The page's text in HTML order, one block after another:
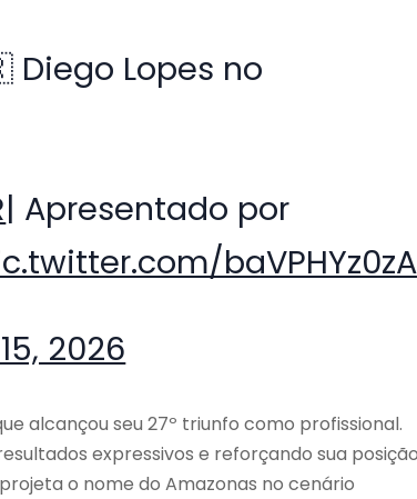
Lopes no
| Apresentado por
baVPHYz0zA
2026
alcançou seu 27º triunfo como profissional.
expressivos e reforçando sua posição
o nome do Amazonas no cenário